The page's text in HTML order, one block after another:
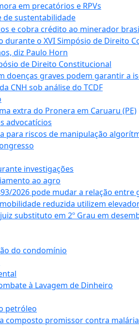
em precatórios e RPVs
de sustentabilidade
e cobra crédito ao minerador
o XVI Simpósio de Direito
diz Paulo Horn
de Direito Constitucional
doenças graves podem garantir a
CNH sob análise do TCDF
extra do Pronera em Caruaru (PE)
advocatícios
para riscos de manipulação
investigações
ao agro
2026 pode mudar a relação
reduzida utilizem
substituto em 2º Grau em
do condomínio
à Lavagem de Dinheiro
petróleo
composto promissor contra